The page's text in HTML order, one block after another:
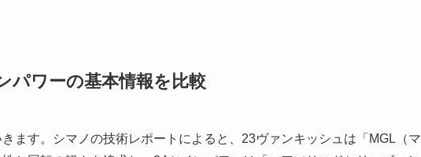
パワーの基本情報を比較
ます。シマノの技術レポートによると、23ヴァンキッシュは「MGL（マ